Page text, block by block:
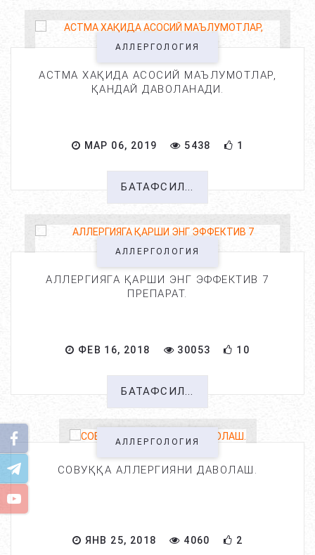
АЛЛЕРГОЛОГИЯ
АСТМА ХАҚИДА АСОСИЙ МАЪЛУМОТЛАР,
ҚАНДАЙ ДАВОЛАНАДИ.
МАР 06, 2019 5438 1
БАТАФСИЛ...
АЛЛЕРГОЛОГИЯ
АЛЛЕРГИЯГА ҚАРШИ ЭНГ ЭФФЕКТИВ 7
ПРЕПАРАТ.
ФЕВ 16, 2018 30053 10
БАТАФСИЛ...
АЛЛЕРГОЛОГИЯ
СОВУҚҚА АЛЛЕРГИЯНИ ДАВОЛАШ.
ЯНВ 25, 2018 4060 2